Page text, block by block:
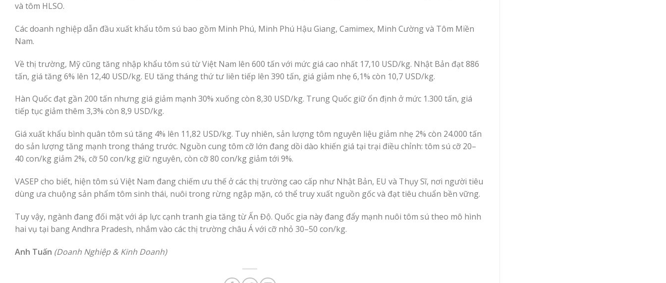
và tôm HLSO.
Các doanh nghiệp dẫn đầu xuất khẩu tôm sú bao gồm Minh Phú, Minh Phú Hậu Giang, Camimex, Minh Cường và Tôm Miền
Nam.
Về thị trường, Mỹ cũng tăng nhập khẩu tôm sú từ Việt Nam lên 600 tấn với mức giá cao nhất 17,10 USD/kg. Nhật Bản đạt 886
tấn, giá tăng 6% lên 12,40 USD/kg. EU tăng tháng thứ tư liên tiếp lên 390 tấn, giá giảm nhẹ 6,1% còn 10,7 USD/kg.
Hàn Quốc đạt gần 200 tấn nhưng giá giảm mạnh 30% xuống còn 8,30 USD/kg. Trung Quốc giữ ổn định ở mức 1.300 tấn, giá
tiếp tục giảm thêm 3,3% còn 8,9 USD/kg.
Giá xuất khẩu bình quân tôm sú tăng 4% lên 11,82 USD/kg. Tuy nhiên, sản lượng tôm nguyên liệu giảm nhẹ 2% còn 24.000 tấn
do sản lượng tăng mạnh trong tháng trước. Nguồn cung tôm cỡ lớn đang dồi dào khiến giá tại trại điều chỉnh: tôm sú cỡ 20–
40 con/kg giảm 2%, cỡ 50 con/kg giữ nguyên, còn cỡ 80 con/kg giảm tới 9%.
VASEP cho biết, hiện tôm sú Việt Nam đang chiếm ưu thế ở các thị trường cao cấp như Nhật Bản, EU và Thụy Sĩ, nơi người tiêu
dùng ưa chuộng sản phẩm tôm sinh thái, nuôi trong rừng ngập mặn, có thể truy xuất nguồn gốc và đạt tiêu chuẩn bền vững.
Tuy vậy, ngành đang đối mặt với áp lực cạnh tranh gia tăng từ Ấn Độ. Quốc gia này đang đẩy mạnh nuôi tôm sú theo mô hình
hai vụ tại bang Andhra Pradesh, nhắm vào các thị trường châu Á với cỡ nhỏ 30–50 con/kg.
Anh Tuấn (Doanh Nghiệp & Kinh Doanh)